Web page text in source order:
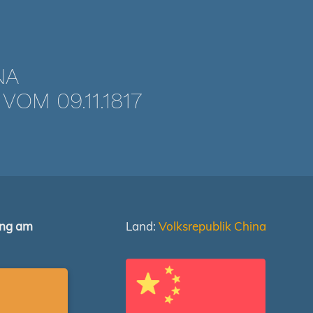
09.11.1817
am
Land: Volksrepublik China